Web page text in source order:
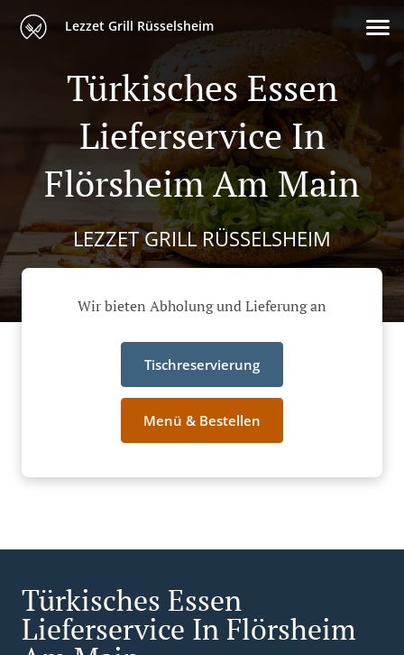
Lezzet Grill Rüsselsheim
Türkisches Essen
Lieferservice In
Flörsheim Am Main
LEZZET GRILL RÜSSELSHEIM
Wir bieten Abholung und Lieferung an
Tischreservierung
Menü & Bestellen
Türkisches Essen
Lieferservice In Flörsheim